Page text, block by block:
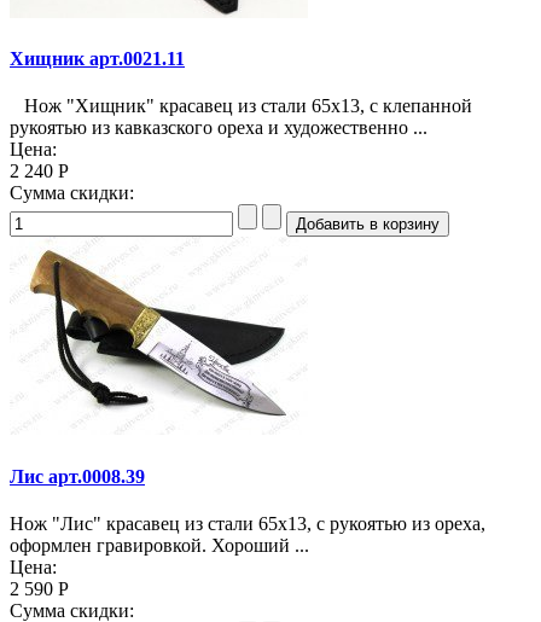
Хищник арт.0021.11
Нож "Хищник" красавец из стали 65х13, с клепанной
рукоятью из кавказского ореха и художественно ...
Цена:
2 240 Р
Сумма скидки:
Лис арт.0008.39
Нож "Лис" красавец из стали 65х13, с рукоятью из ореха,
оформлен гравировкой. Хороший ...
Цена:
2 590 Р
Сумма скидки: